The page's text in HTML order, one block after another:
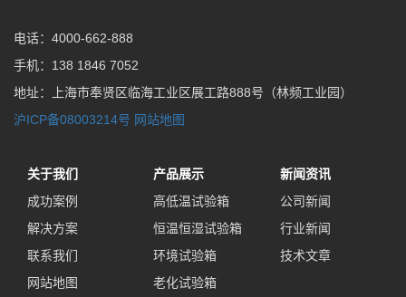
电话：4000-662-888
手机：138 1846 7052
地址：上海市奉贤区临海工业区展工路888号（林频工业园）
沪ICP备08003214号 网站地图
关于我们
成功案例
解决方案
联系我们
网站地图
产品展示
高低温试验箱
恒温恒湿试验箱
环境试验箱
老化试验箱
新闻资讯
公司新闻
行业新闻
技术文章